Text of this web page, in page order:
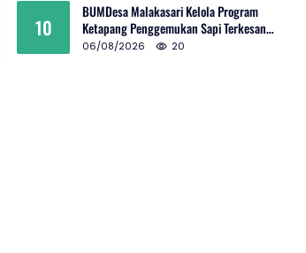
10
BUMDesa Malakasari Kelola Program
Ketapang Penggemukan Sapi Terkesan
Simpang Siur
06/08/2026 20